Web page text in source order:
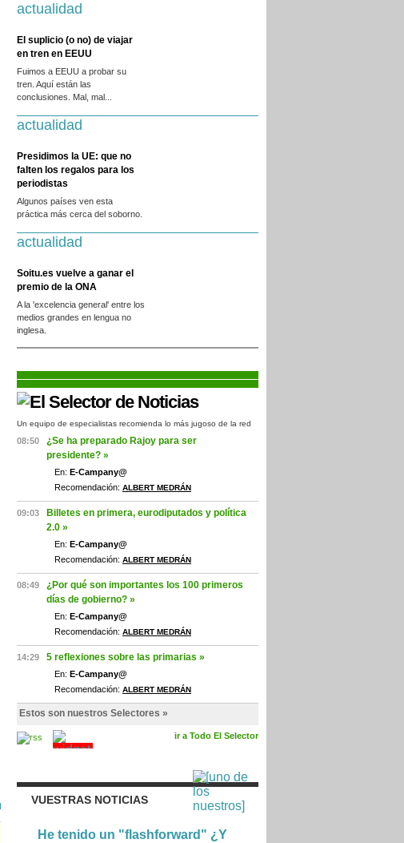
actualidad
El suplicio (o no) de viajar
en tren en EEUU
Fuimos a EEUU a probar su
tren. Aquí están las
conclusiones. Mal, mal...
actualidad
Presidimos la UE: que no
falten los regalos para los
periodistas
Algunos países ven esta
práctica más cerca del soborno.
actualidad
Soitu.es vuelve a ganar el
premio de la ONA
A la 'excelencia general' entre los
medios grandes en lengua no
inglesa.
Un equipo de especialistas recomienda lo más jugoso de la red
08:50
¿Se ha preparado Rajoy para ser
presidente? »
En: E-Campany@
Recomendación: ALBERT MEDRÁN
09:03
Billetes en primera, eurodiputados y política
2.0 »
En: E-Campany@
Recomendación: ALBERT MEDRÁN
08:49
¿Por qué son importantes los 100 primeros
días de gobierno? »
En: E-Campany@
Recomendación: ALBERT MEDRÁN
14:29 5 reflexiones sobre las primarias »
En: E-Campany@
Recomendación: ALBERT MEDRÁN
Estos son nuestros Selectores »
ir a Todo El Selector
VUESTRAS NOTICIAS
He tenido un "flashforward" ¿Y